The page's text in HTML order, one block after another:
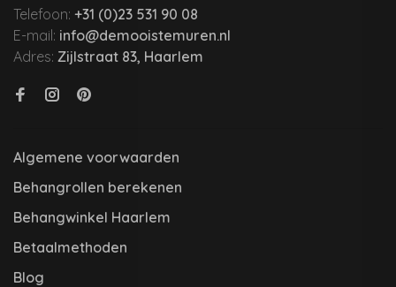
Telefoon: +31 (0)23 531 90 08
E-mail: info@demooistemuren.nl
Adres: Zijlstraat 83, Haarlem
Algemene voorwaarden
Behangrollen berekenen
Behangwinkel Haarlem
Betaalmethoden
Blog